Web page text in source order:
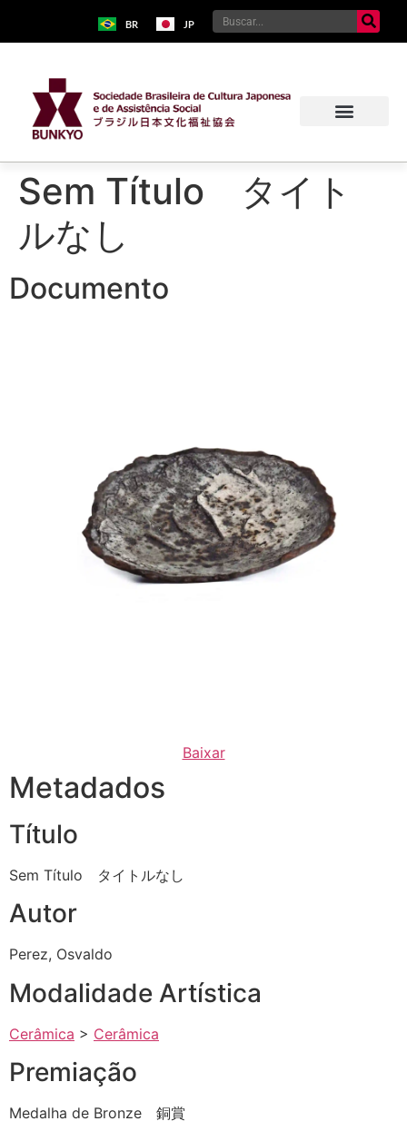
BR JP
Sem Título タイト
ルなし
Documento
Baixar
Metadados
Título
Sem Título タイトルなし
Autor
Perez, Osvaldo
Modalidade Artística
Cerâmica > Cerâmica
Premiação
Medalha de Bronze 銅賞